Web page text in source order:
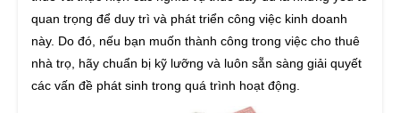
quan trọng để duy trì và phát triển công việc kinh doanh
này. Do đó, nếu bạn muốn thành công trong việc cho thuê
nhà trọ, hãy chuẩn bị kỹ lưỡng và luôn sẵn sàng giải quyết
các vấn đề phát sinh trong quá trình hoạt động.